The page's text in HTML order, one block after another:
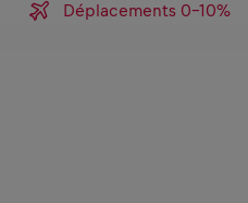
Déplacements 0-10%